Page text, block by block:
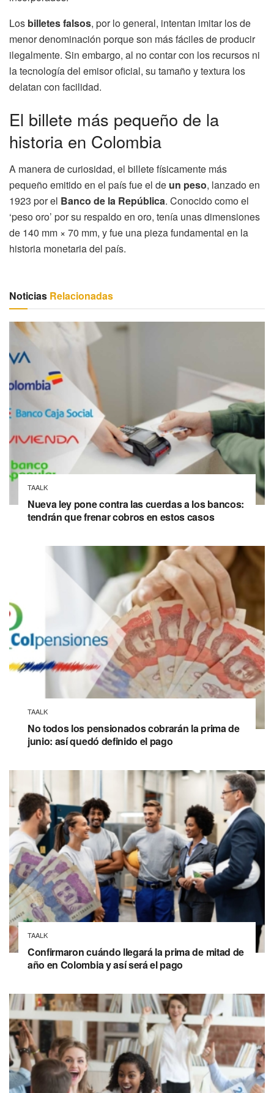
Los billetes falsos, por lo general, intentan imitar los de
menor denominación porque son más fáciles de producir
ilegalmente. Sin embargo, al no contar con los recursos ni
la tecnología del emisor oficial, su tamaño y textura los
delatan con facilidad.
El billete más pequeño de la
historia en Colombia
A manera de curiosidad, el billete físicamente más
pequeño emitido en el país fue el de un peso, lanzado en
1923 por el Banco de la República. Conocido como el
‘peso oro’ por su respaldo en oro, tenía unas dimensiones
de 140 mm × 70 mm, y fue una pieza fundamental en la
historia monetaria del país.
Noticias Relacionadas
TAALK
Nueva ley pone contra las cuerdas a los bancos:
tendrán que frenar cobros en estos casos
TAALK
No todos los pensionados cobrarán la prima de
junio: así quedó definido el pago
TAALK
Confirmaron cuándo llegará la prima de mitad de
año en Colombia y así será el pago